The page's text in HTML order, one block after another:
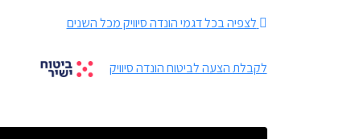
לצפיה בכל דגמי הונדה סיוויק מכל השנים
לקבלת הצעה לביטוח הונדה סיוויק